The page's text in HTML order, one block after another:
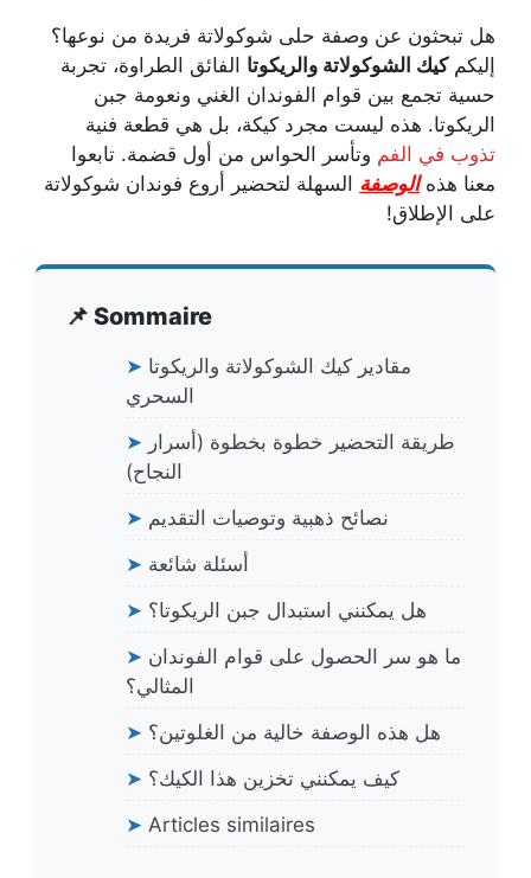
هل تبحثون عن وصفة حلى شوكولاتة فريدة من نوعها؟
إليكمكيك الشوكولاتة والريكوتا الفائق الطراوة، تجربة
حسية تجمع بين قوام الفوندان الغني ونعومة جبن
الريكوتا. هذه ليست مجرد كيكة، بل هي قطعة فنية
تذوب في الفم وتأسر الحواس من أول قضمة. تابعوا
معنا هذهالوصفة السهلة لتحضير أروع فوندان شوكولاتة
على الإطلاق!
📌 Sommaire
➤ مقادير كيك الشوكولاتة والريكوتا
السحري
➤ طريقة التحضير خطوة بخطوة (أسرار
النجاح)
➤ نصائح ذهبية وتوصيات التقديم
➤ أسئلة شائعة
➤ هل يمكنني استبدال جبن الريكوتا؟
➤ ما هو سر الحصول على قوام الفوندان
المثالي؟
➤ هل هذه الوصفة خالية من الغلوتين؟
➤ كيف يمكنني تخزين هذا الكيك؟
➤ Articles similaires